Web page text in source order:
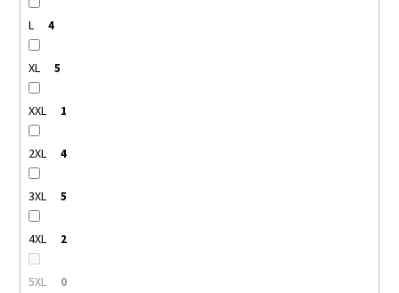
L 4
XL 5
XXL 1
2XL 4
3XL 5
4XL 2
5XL 0